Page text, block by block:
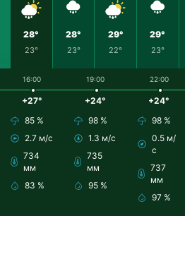
28°
23°
28°
23°
29°
22°
29°
23°
16:00
+27°
85 %
2.7 м/с
734
мм
83 %
19:00
+24°
98 %
1.3 м/с
735
мм
95 %
22:00
+24°
98 %
0.5 м/
с
737
мм
97 %